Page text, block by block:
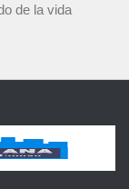
de la vida